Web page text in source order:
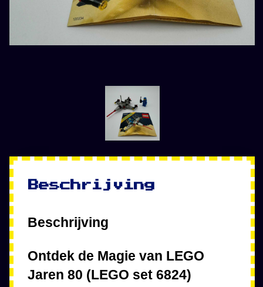
Beschrijving
Beschrijving
Ontdek de Magie van LEGO
Jaren 80 (LEGO set 6824)